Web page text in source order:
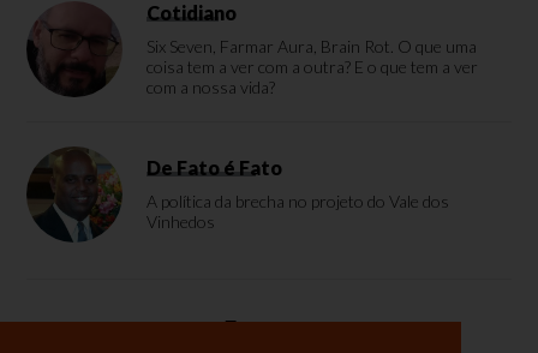
Cotidiano
Six Seven, Farmar Aura, Brain Rot. O que uma
coisa tem a ver com a outra? E o que tem a ver
com a nossa vida?
De Fato é Fato
A política da brecha no projeto do Vale dos
Vinhedos
Enquete